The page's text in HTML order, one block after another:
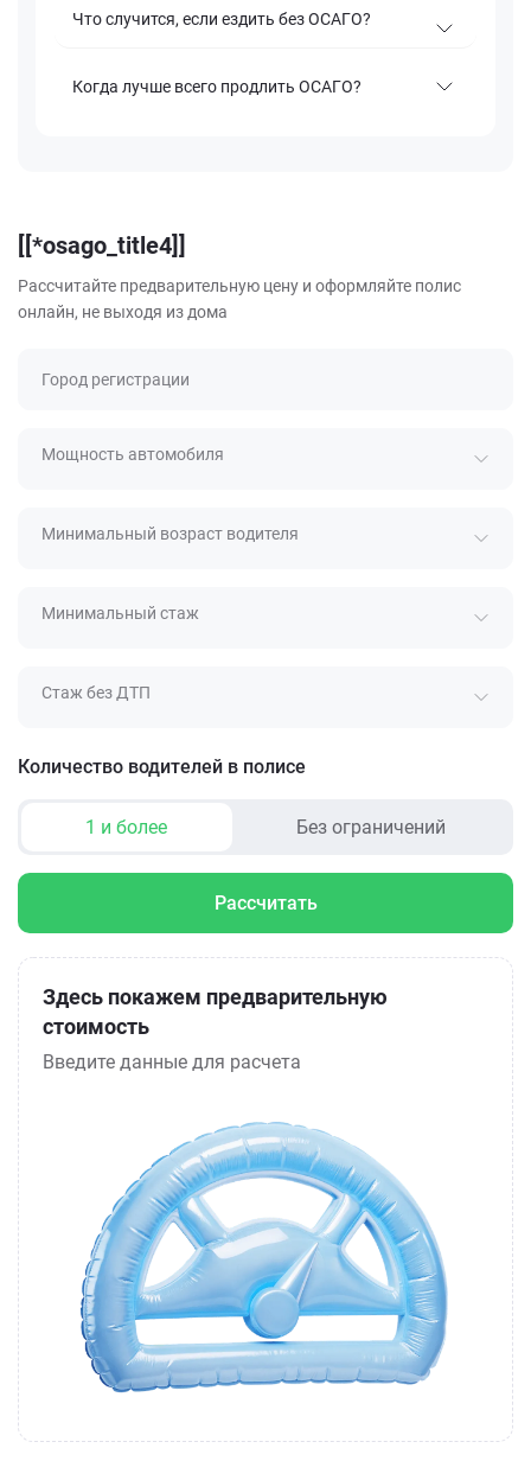
Что случится, если ездить без ОСАГО?
Когда лучше всего продлить ОСАГО?
[[*osago_title4]]
Рассчитайте предварительную цену и оформляйте полис
онлайн, не выходя из дома
Город регистрации
Мощность автомобиля
Минимальный возраст водителя
Минимальный стаж
Стаж без ДТП
Количество водителей в полисе
1 и более Без ограничений
Рассчитать
Здесь покажем предварительную
стоимость
Введите данные для расчета